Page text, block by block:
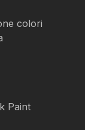
colori
Paint